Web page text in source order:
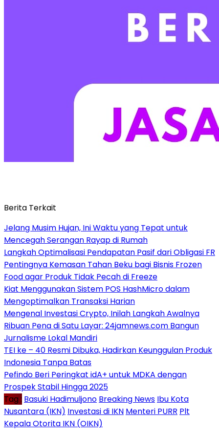
Berita Terkait
Jelang Musim Hujan, Ini Waktu yang Tepat untuk
Mencegah Serangan Rayap di Rumah
Langkah Optimalisasi Pendapatan Pasif dari Obligasi FR
Pentingnya Kemasan Tahan Beku bagi Bisnis Frozen
Food agar Produk Tidak Pecah di Freeze
Kiat Menggunakan Sistem POS HashMicro dalam
Mengoptimalkan Transaksi Harian
Mengenal Investasi Crypto, Inilah Langkah Awalnya
Ribuan Pena di Satu Layar: 24jamnews.com Bangun
Jurnalisme Lokal Mandiri
TEI ke – 40 Resmi Dibuka, Hadirkan Keunggulan Produk
Indonesia Tanpa Batas
Pefindo Beri Peringkat idA+ untuk MDKA dengan
Prospek Stabil Hingga 2025
Tag : Basuki Hadimuljono Breaking News Ibu Kota
Nusantara (IKN) Investasi di IKN Menteri PURR Plt
Kepala Otorita IKN (OIKN)